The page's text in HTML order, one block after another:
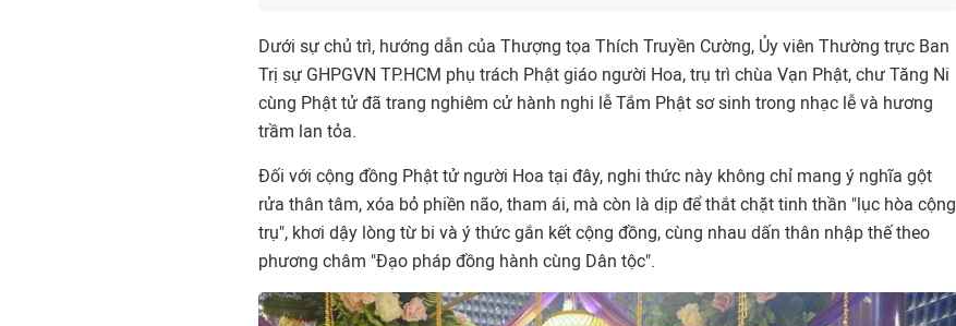
Dưới sự chủ trì, hướng dẫn của Thượng tọa Thích Truyền Cường, Ủy viên Thường trực Ban
Trị sự GHPGVN TP.HCM phụ trách Phật giáo người Hoa, trụ trì chùa Vạn Phật, chư Tăng Ni
cùng Phật tử đã trang nghiêm cử hành nghi lễ Tắm Phật sơ sinh trong nhạc lễ và hương
trầm lan tỏa.
Đối với cộng đồng Phật tử người Hoa tại đây, nghi thức này không chỉ mang ý nghĩa gột
rửa thân tâm, xóa bỏ phiền não, tham ái, mà còn là dịp để thắt chặt tinh thần "lục hòa cộng
trụ", khơi dậy lòng từ bi và ý thức gắn kết cộng đồng, cùng nhau dấn thân nhập thế theo
phương châm "Đạo pháp đồng hành cùng Dân tộc".